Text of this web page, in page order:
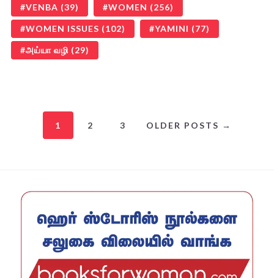
VENBA (39) WOMEN (256)
WOMEN ISSUES (102) YAMINI (77)
அய்யா வழி (29)
1 2 3 OLDER POSTS →